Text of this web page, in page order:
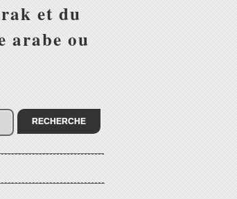
et du
arabe ou